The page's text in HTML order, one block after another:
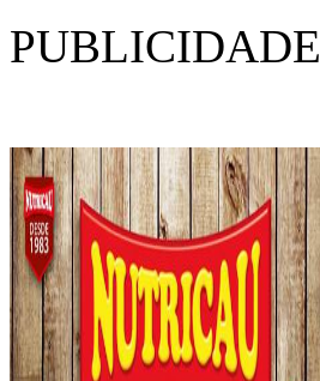
PUBLICIDADE